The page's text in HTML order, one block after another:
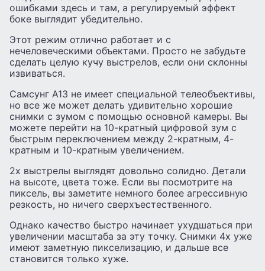
ошибками здесь и там, а регулируемый эффект
боке выглядит убедительно.
Этот режим отлично работает и с
нечеловеческими объектами. Просто не забудьте
сделать целую кучу выстрелов, если они склонны
извиваться.
Самсунг А13 не имеет специальной телеобъективы,
но все же может делать удивительно хорошие
снимки с зумом с помощью основной камеры. Вы
можете перейти на 10-кратный цифровой зум с
быстрым переключением между 2-кратным, 4-
кратным и 10-кратным увеличением.
2x выстрелы выглядят довольно солидно. Детали
на высоте, цвета тоже. Если вы посмотрите на
пиксель, вы заметите немного более агрессивную
резкость, но ничего сверхъестественного.
Однако качество быстро начинает ухудшаться при
увеличении масштаба за эту точку. Снимки 4x уже
имеют заметную пикселизацию, и дальше все
становится только хуже.